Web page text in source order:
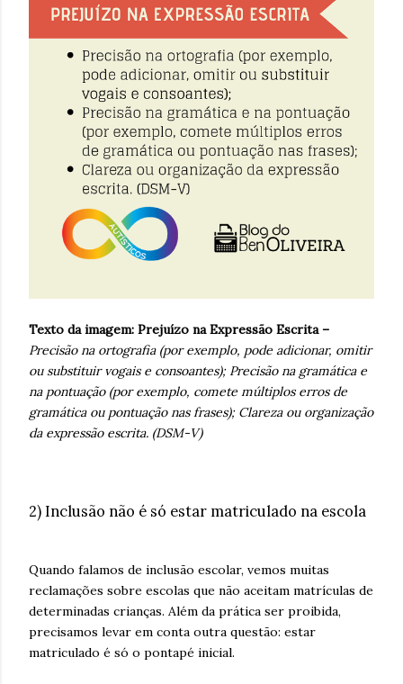
Texto da imagem: Prejuízo na Expressão Escrita –
Precisão na ortografia (por exemplo, pode adicionar, omitir
ou substituir vogais e consoantes); Precisão na gramática e
na pontuação (por exemplo, comete múltiplos erros de
gramática ou pontuação nas frases); Clareza ou organização
da expressão escrita. (DSM-V)
2) Inclusão não é só estar matriculado na escola
Quando falamos de inclusão escolar, vemos muitas
reclamações sobre escolas que não aceitam matrículas de
determinadas crianças. Além da prática ser proibida,
precisamos levar em conta outra questão: estar
matriculado é só o pontapé inicial.